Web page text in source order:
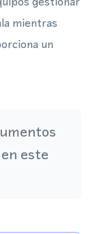
mientras
un
este